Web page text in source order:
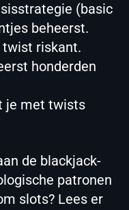
(basic
beheerst.
twist riskant.
honderden
je met twists
de blackjack-
patronen
slots? Lees er